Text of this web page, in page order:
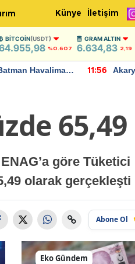
Künye İletişim
BITCOIN(USDT)
%0.607
GRAM ALTIN
6.634,83 2,19
Havalimanı
11:56
65,49
göre Tüketici
olarak gerçekleşti
Abone Ol
Eko Gündem